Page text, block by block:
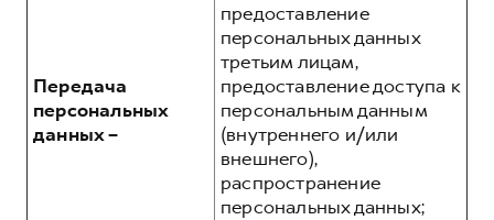
Передача
персональных
данных –
предоставление
персональных данных
третьим лицам,
предоставление доступа к
персональным данным
(внутреннего и/или
внешнего),
распространение
персональных данных;